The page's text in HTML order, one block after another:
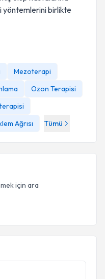
yöntemlerini birlikte
Mezoterapi
Ozon Terapisi
Ağrısı Tümü
için ara